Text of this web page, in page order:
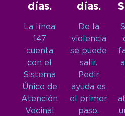
días.
La línea
147
cuenta
con el
Sistema
Único de
Atención
Vecinal
días.
De la
violencia
se puede
salir.
Pedir
ayuda es
el primer
paso.